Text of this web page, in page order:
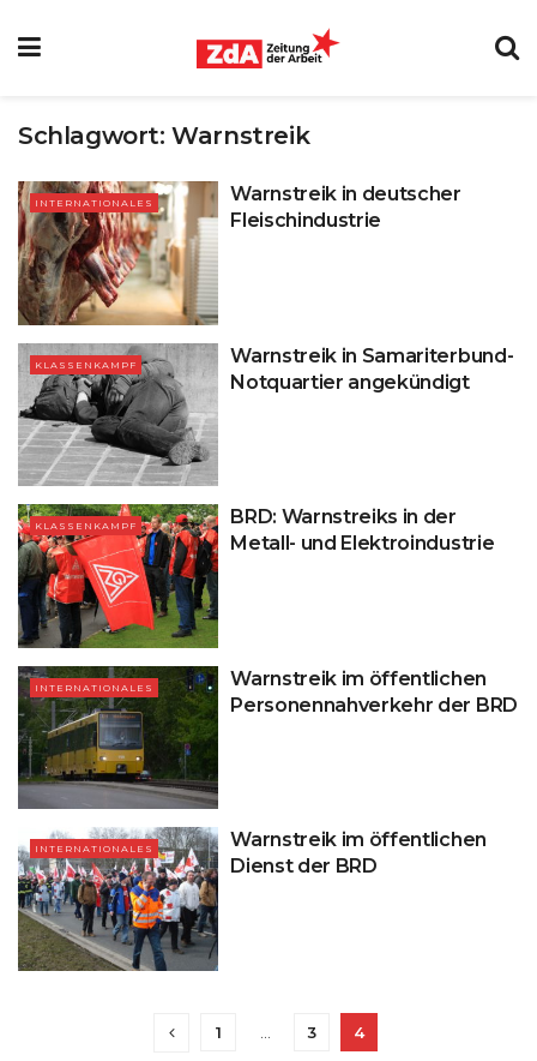
Schlagwort:Warnstreik
INTERNATIONALES
Warnstreik in deutscher
Fleischindustrie
KLASSENKAMPF
Warnstreik in Samariterbund-
Notquartier angekündigt
KLASSENKAMPF
BRD: Warnstreiks in der
Metall- und Elektroindustrie
INTERNATIONALES
Warnstreik im öffentlichen
Personennahverkehr der BRD
INTERNATIONALES
Warnstreik im öffentlichen
Dienst der BRD
1 3 4